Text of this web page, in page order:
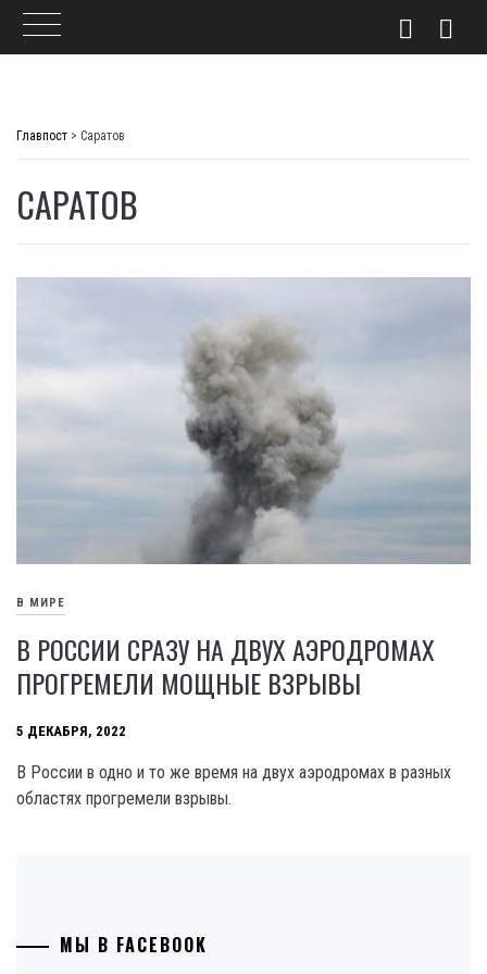
Главпост > Саратов
САРАТОВ
В МИРЕ
В РОССИИ СРАЗУ НА ДВУХ АЭРОДРОМАХ
ПРОГРЕМЕЛИ МОЩНЫЕ ВЗРЫВЫ
5 ДЕКАБРЯ, 2022
В России в одно и то же время на двух аэродромах в разных
областях прогремели взрывы.
МЫ В FACEBOOK